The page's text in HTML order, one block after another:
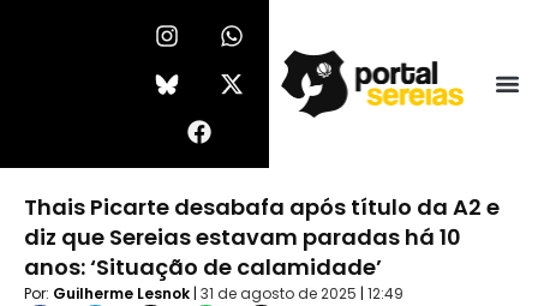
I
n
s
t
r
m
W
h
a
t
p
p
X
-
t
w
t
e
r
b
o
o
Thais Picarte desabafa após título da A2 e
diz que Sereias estavam paradas há 10
anos: ‘Situação de calamidade’
Por: Guilherme Lesnok | 31 de agosto de 2025 | 12:49